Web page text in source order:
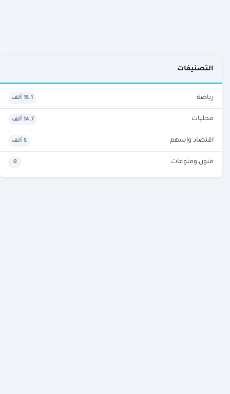
التصنيفات
رياضة 15.1 ألف
محليات 14.7 ألف
اقتصاد واسهم 5 ألف
فنون ومنوعات 0